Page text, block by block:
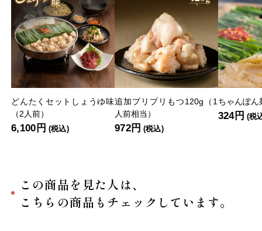
どんたくセットしょうゆ味
（2人前）
6,100円 (税込)
追加プリプリもつ120g（1
人前相当）
972円 (税込)
ちゃんぽ
324円 (税
この商品を見た人は、
こちらの商品もチェックしています。